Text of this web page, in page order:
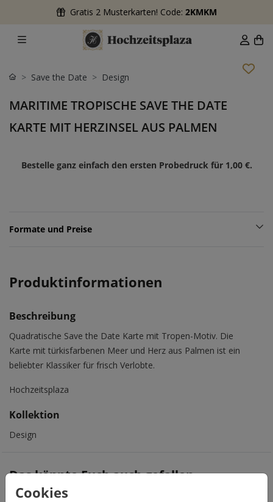
Gratis 2 Musterkarten! Code: 2KMKM
Cookies
Save the Date Design
MARITIME TROPISCHE SAVE THE DATE
KARTE MIT HERZINSEL AUS PALMEN
Bestelle ganz einfach den ersten Probedruck für 1,00 €.
Formate und Preise
Produktinformationen
Beschreibung
Quadratische Save the Date Karte mit Tropen-Motiv. Die
Karte mit türkisfarbenen Meer und Herz aus Palmen ist ein
beliebter Klassiker für frisch Verlobte.
Hochzeitsplaza
Kollektion
Design
Das könnte Euch auch gefallen